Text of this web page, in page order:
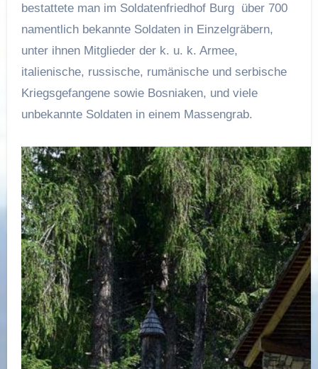
bestattete man im Soldatenfriedhof Burg über 700
namentlich bekannte Soldaten in Einzelgräbern,
unter ihnen Mitglieder der k. u. k. Armee,
italienische, russische, rumänische und serbische
Kriegsgefangene sowie Bosniaken, und viele
unbekannte Soldaten in einem Massengrab.